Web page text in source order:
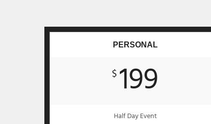
PERSONAL
$ 199
Half Day Event